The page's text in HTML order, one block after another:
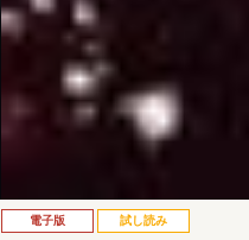
電子版 試し読み